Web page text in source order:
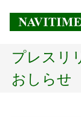
トップペ
プレスリ
おしらせ